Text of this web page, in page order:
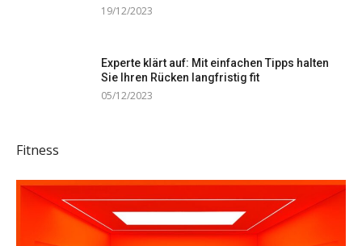
19/12/2023
Experte klärt auf: Mit einfachen Tipps halten
Sie Ihren Rücken langfristig fit
05/12/2023
Fitness